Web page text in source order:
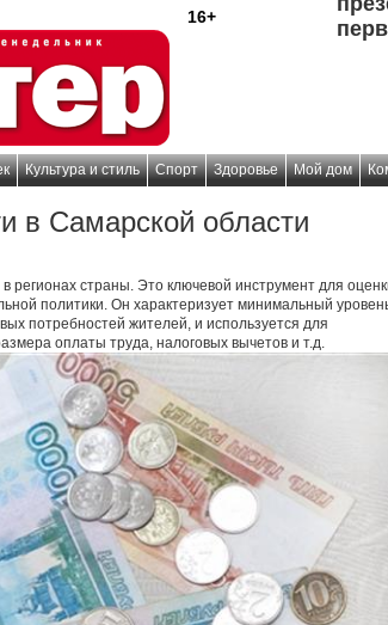
16+
Культура и стиль Спорт Здоровье Мой дом
в Самарской области
регионах страны. Это ключевой инструмент для
политики. Он характеризует минимальный
потребностей жителей, и используется для
оплаты труда, налоговых вычетов и т.д.